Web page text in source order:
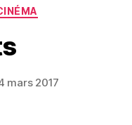
mars 2017